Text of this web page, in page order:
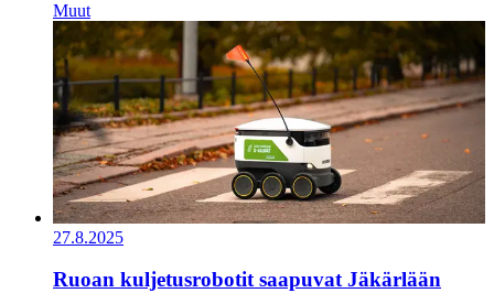
Muut
27.8.2025
Ruoan kuljetusrobotit saapuvat Jäkärlään